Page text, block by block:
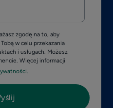
zgodę na to, aby
w celu przekazania
i usługach. Możesz
Więcej informacji